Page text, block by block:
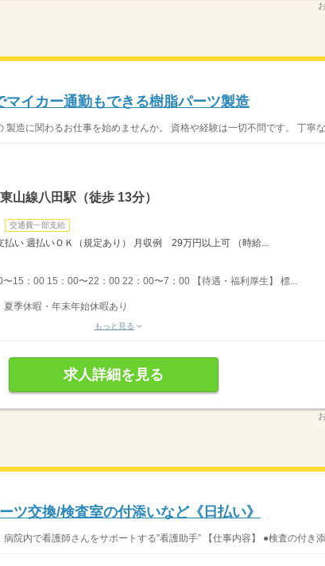
イカー通勤もできる樹脂パーツ製造
製造に関わるお仕事を始めませんか。 資格や経験は一切不問です。 丁寧
山線八田駅（徒歩 13分）
交通費一部支給
い 週払いＯＫ（規定あり） 月収例 29万円以上可 （時給...
15：00 15：00〜22：00 22：00〜7：00 【待遇・福利厚生】 標...
季休暇・年末年始休暇あり
もっと見る
求人詳細を見る
ツ交換/検査室の付添いなど《日払い》
院内で看護師さんをサポートする”看護助手” 【仕事内容】 ●検査の付き